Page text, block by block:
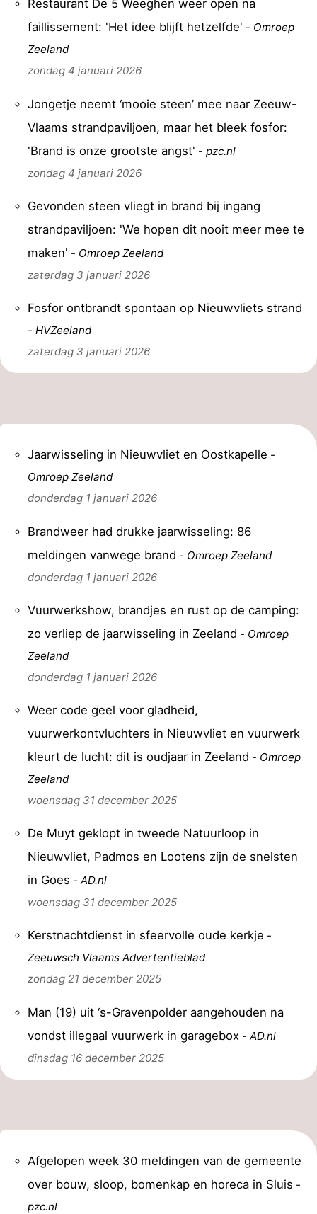
Restaurant De 5 Weeghen weer open na
faillissement: 'Het idee blijft hetzelfde' - Omroep
Zeeland
zondag 4 januari 2026
Jongetje neemt ‘mooie steen’ mee naar Zeeuw-
Vlaams strandpaviljoen, maar het bleek fosfor:
'Brand is onze grootste angst' -pzc.nl
zondag 4 januari 2026
Gevonden steen vliegt in brand bij ingang
strandpaviljoen: 'We hopen dit nooit meer mee te
maken' - Omroep Zeeland
zaterdag 3 januari 2026
Fosfor ontbrandt spontaan op Nieuwvliets strand
-HVZeeland
zaterdag 3 januari 2026
Jaarwisseling in Nieuwvliet en Oostkapelle -
Omroep Zeeland
donderdag 1 januari 2026
Brandweer had drukke jaarwisseling: 86
meldingen vanwege brand - Omroep Zeeland
donderdag 1 januari 2026
Vuurwerkshow, brandjes en rust op de camping:
zo verliep de jaarwisseling in Zeeland - Omroep
Zeeland
donderdag 1 januari 2026
Weer code geel voor gladheid,
vuurwerkontvluchters in Nieuwvliet en vuurwerk
kleurt de lucht: dit is oudjaar in Zeeland - Omroep
Zeeland
woensdag 31 december 2025
De Muyt geklopt in tweede Natuurloop in
Nieuwvliet, Padmos en Lootens zijn de snelsten
in Goes -AD.nl
woensdag 31 december 2025
Kerstnachtdienst in sfeervolle oude kerkje -
Zeeuwsch Vlaams Advertentieblad
zondag 21 december 2025
Man (19) uit ‘s-Gravenpolder aangehouden na
vondst illegaal vuurwerk in garagebox -AD.nl
dinsdag 16 december 2025
Afgelopen week 30 meldingen van de gemeente
over bouw, sloop, bomenkap en horeca in Sluis -
pzc.nl